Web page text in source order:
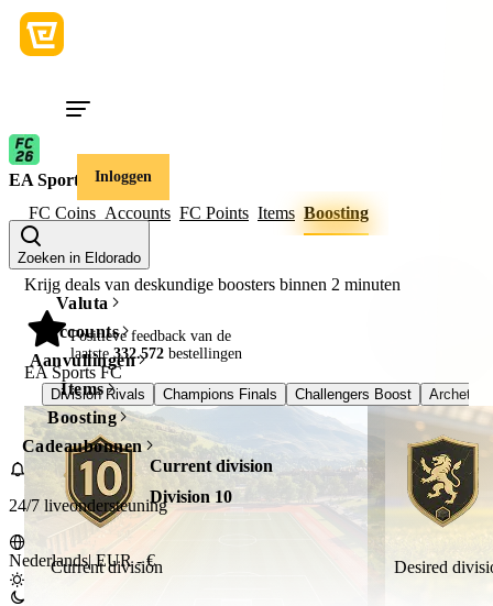
Inloggen
Zoeken in Eldorado
Valuta
Accounts
Aanvullingen
Items
Boosting
Cadeaubonnen
24/7 liveondersteuning
Nederlands|EUR - €
EA Sports FC
FC Coins Accounts FC Points Items Boosting
Krijg deals van deskundige boosters binnen 2 minuten
Positieve feedback van de
laatste332.572 bestellingen
EA Sports FC
Division Rivals Champions Finals Challengers Boost
Current division
Division 10
Current division Desired